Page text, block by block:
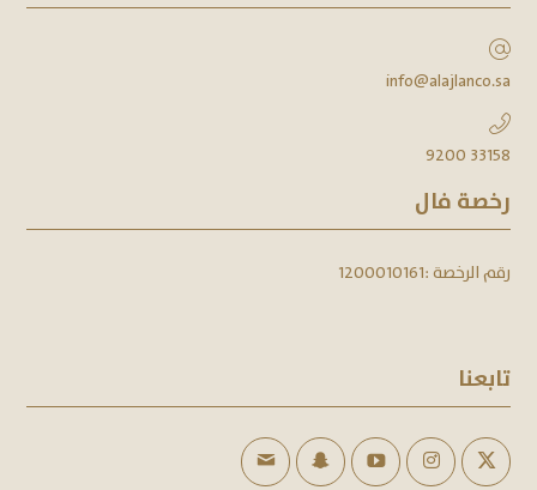
info@alajlanco.sa
9200 33158
رخصة فال
رقم الرخصة :1200010161
تابعنا